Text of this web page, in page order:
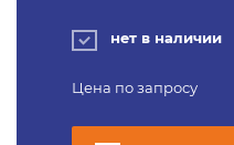
нет в наличии
Цена по запросу